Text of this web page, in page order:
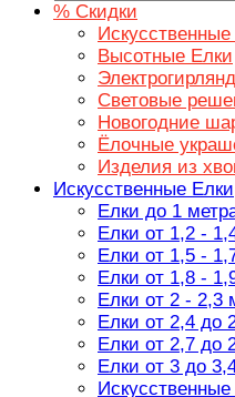
% Скидки
Высотные Елки
Световые
Новогодние
Ёлочные
Изделия из
Искусственные Елки
Елки до 1
Елки от 1,2 -
Елки от 1,5 -
Елки от 1,8 -
Елки от 2 - 2,3
Елки от 2,4 до
Елки от 2,7 до
Елки от 3 до